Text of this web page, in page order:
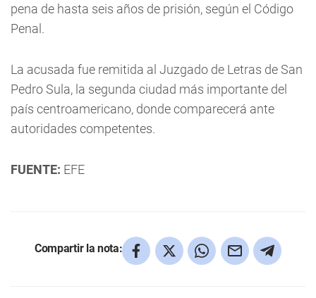
pena de hasta seis años de prisión, según el Código
Penal.
La acusada fue remitida al Juzgado de Letras de San
Pedro Sula, la segunda ciudad más importante del
país centroamericano, donde comparecerá ante
autoridades competentes.
FUENTE: EFE
Compartir la nota: